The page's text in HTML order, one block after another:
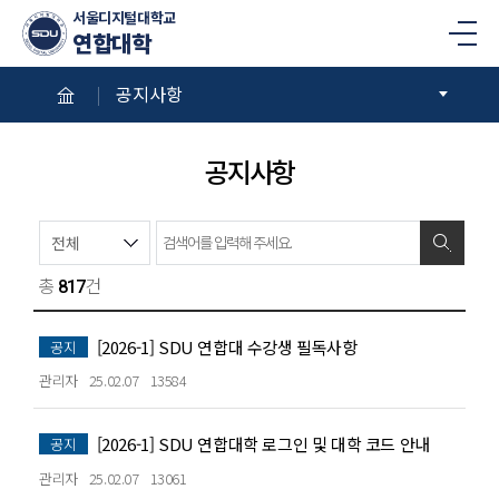
서울디지털대학교
연합대학
메
뉴
공지사항
공지사항
총 817건
용옵
션
선
택
색
력
공지 [2026-1] SDU 연합대 수강생 필독사항
관리자 25.02.07 13584
공지 [2026-1] SDU 연합대학 로그인 및 대학 코드 안내
관리자 25.02.07 13061